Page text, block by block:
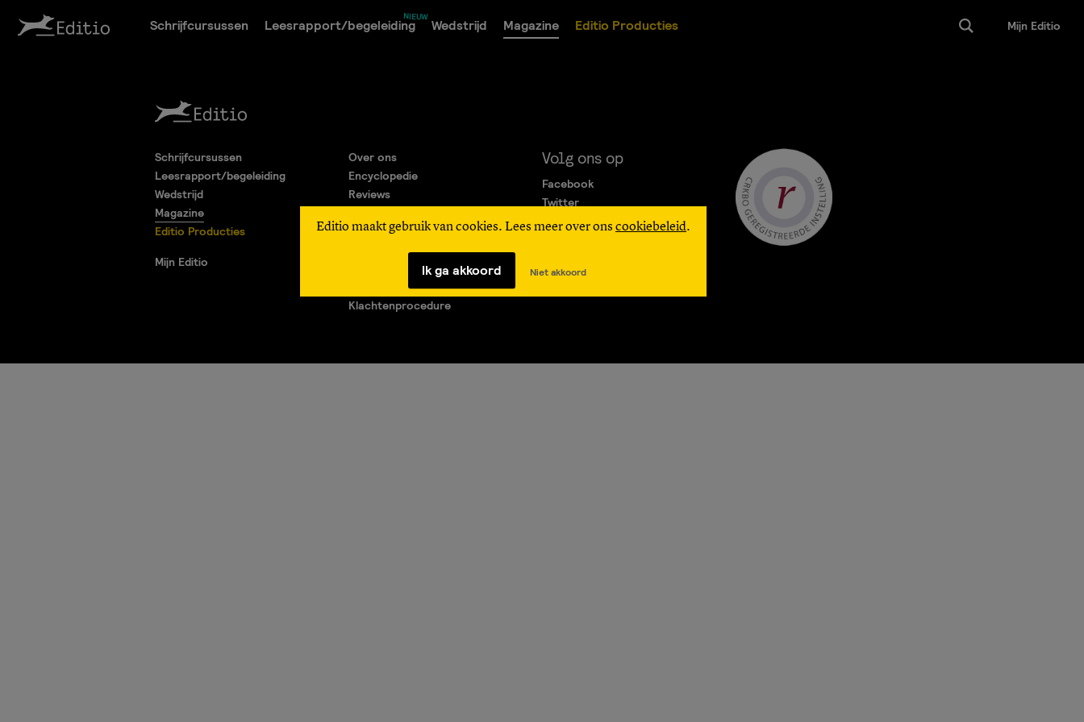
Schrijfcursussen Leesrapport/begeleiding Wedstrijd Magazine Editio Producties Mijn Editio
Editio maakt gebruik van cookies. Lees meer over ons cookiebeleid.
Ik ga akkoord Niet akkoord
Schrijfcursussen
Leesrapport/begeleiding
Wedstrijd
Magazine
Editio Producties
Mijn Editio
Over ons
Encyclopedie
Reviews
Algemene Voorwaarden
Privacy Statement
Vragen & Contact
Klachtenprocedure
Volg ons op
Facebook
Twitter
Instagram